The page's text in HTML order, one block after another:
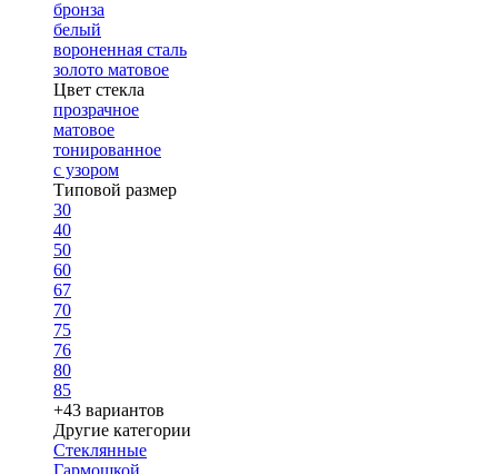
бронза
белый
вороненная сталь
золото матовое
Цвет стекла
прозрачное
матовое
тонированное
с узором
Типовой размер
30
40
50
60
67
70
75
76
80
85
+43 вариантов
Другие категории
Стеклянные
Гармошкой